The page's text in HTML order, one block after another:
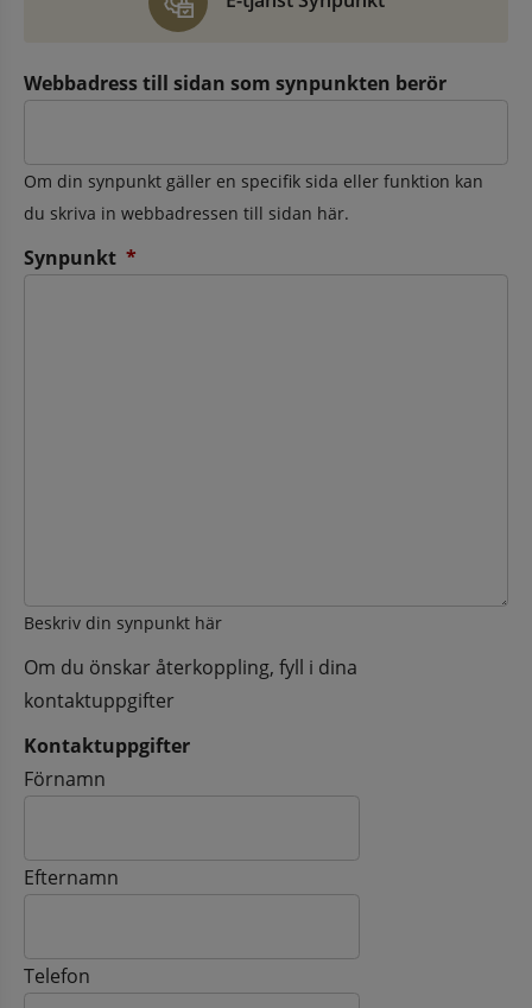
Webbadress till sidan som synpunkten berör
Om din synpunkt gäller en specifik sida eller funktion kan
du skriva in webbadressen till sidan här.
Synpunkt *
Beskriv din synpunkt här
Om du önskar återkoppling, fyll i dina
kontaktuppgifter
Kontaktuppgifter
Kontaktuppgifter
Förnamn
Efternamn
Telefon